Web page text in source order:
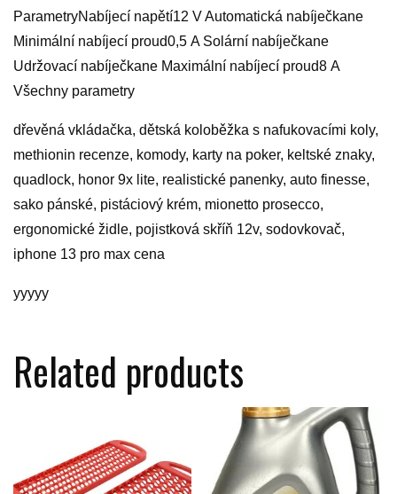
ParametryNabíjecí napětí12 V Automatická nabíječkane
Minimální nabíjecí proud0,5 A Solární nabíječkane
Udržovací nabíječkane Maximální nabíjecí proud8 A
Všechny parametry
dřevěná vkládačka, dětská koloběžka s nafukovacími koly,
methionin recenze, komody, karty na poker, keltské znaky,
quadlock, honor 9x lite, realistické panenky, auto finesse,
sako pánské, pistáciový krém, mionetto prosecco,
ergonomické židle, pojistková skříň 12v, sodovkovač,
iphone 13 pro max cena
yyyyy
Related products